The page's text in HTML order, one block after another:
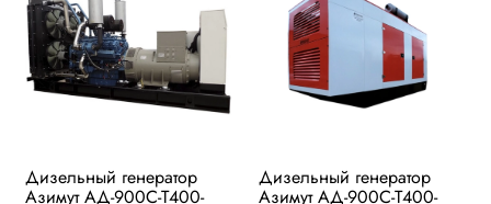
Дизельный генератор
Азимут АД-900С-Т400-
Дизельный генератор
Азимут АД-900С-Т400-